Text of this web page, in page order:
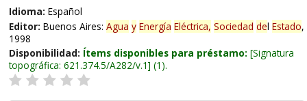
Idioma: Español
Editor: Buenos Aires: Agua y Energía Eléctrica, Sociedad del Estado,
1998
Disponibilidad: Ítems disponibles para préstamo: Signatura
topográfica: 621.374.5/A282/v.1 (1).